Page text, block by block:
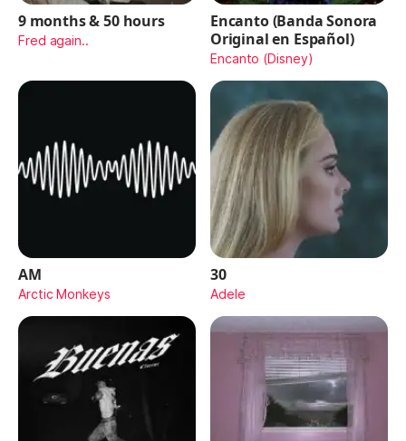
9 months & 50 hours
Fred again..
Encanto (Banda Sonora
Original en Español)
Encanto (Disney)
AM
Arctic Monkeys
30
Adele